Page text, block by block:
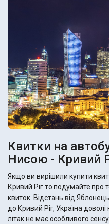
Квитки на
Нисою - Кривий
Якщо ви вирішили купити
Кривий Ріг то подумайте про
квиток. Відстань від
до Кривий Ріг, Україна
літак не має особливого